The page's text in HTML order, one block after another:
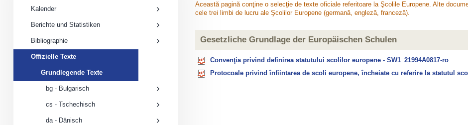
Kalender
Berichte und Statistiken
Bibliographie
Offizielle Texte
Grundlegende Texte
submenu
bg - Bulgarisch
cs - Tschechisch
da - Dänisch
Această pagină conţine o selecţie de texte oficiale referitoare la Şcolile Europene. Alte
cele trei limbi de lucru ale Şcolilor Europene (germană, engleză, franceză).​​​
Gesetzliche Grundlage der Europäischen Schulen
Convenţia privind definirea statutului scolilor europene - SW1_21994A0817-ro
Protocoale privind înfiintarea de scoli europene, încheiate cu referire la statutul